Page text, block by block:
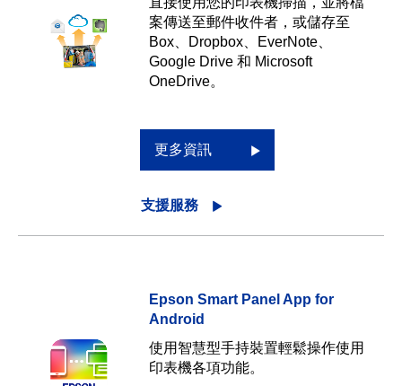
案傳送至郵件收件者，或儲存至
Box、Dropbox、EverNote、
Google Drive 和 Microsoft
OneDrive。
更多資訊
支援服務
Epson Smart Panel App for
Android
使用智慧型手持裝置輕鬆操作使用
印表機各項功能。